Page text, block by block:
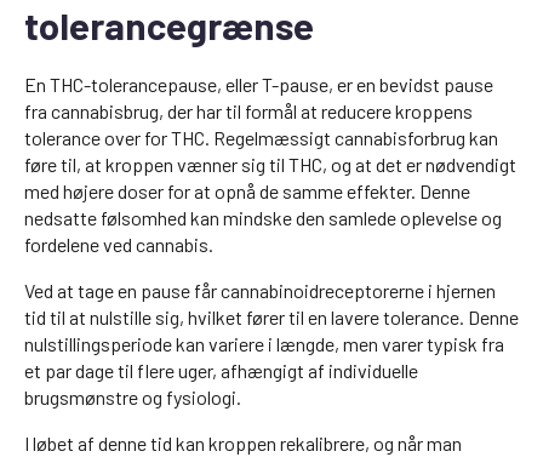
tolerancegrænse
En THC-tolerancepause, eller T-pause, er en bevidst pause
fra cannabisbrug, der har til formål at reducere kroppens
tolerance over for THC. Regelmæssigt cannabisforbrug kan
føre til, at kroppen vænner sig til THC, og at det er nødvendigt
med højere doser for at opnå de samme effekter. Denne
nedsatte følsomhed kan mindske den samlede oplevelse og
fordelene ved cannabis.
Ved at tage en pause får cannabinoidreceptorerne i hjernen
tid til at nulstille sig, hvilket fører til en lavere tolerance. Denne
nulstillingsperiode kan variere i længde, men varer typisk fra
et par dage til flere uger, afhængigt af individuelle
brugsmønstre og fysiologi.
I løbet af denne tid kan kroppen rekalibrere, og når man